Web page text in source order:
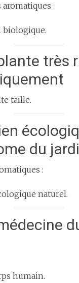
:
biologique.
très
taille.
du
:
naturel.
humain.